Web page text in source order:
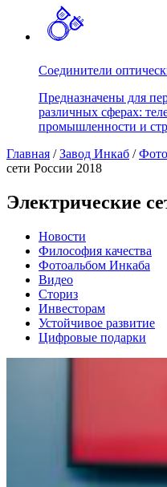
Соединители
Предназначены для
различных сферах:
промышленности и
Главная / Завод Инкаб /
сети России 2018
Электрические
Новости
Философия качества
Фотоальбом Инкаба
Видео
Сториз
Инвесторам
Устойчивое развитие
Цифровые подарки